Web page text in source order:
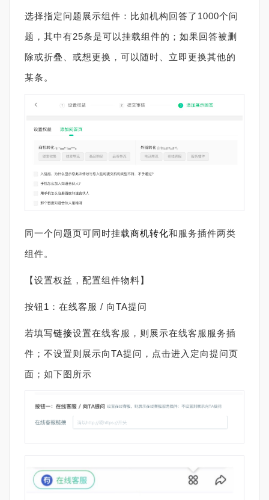
选择指定问题展示组件：比如机构回答了1000个问
题，其中有25条是可以挂载组件的；如果回答被删
除或折叠、或想更换，可以随时、立即更换其他的
某条。
同一个问题页可同时挂载商机转化和服务插件两类
组件。
【设置权益，配置组件物料】
按钮1：在线客服 / 向TA提问
若填写链接设置在线客服，则展示在线客服服务插
件；不设置则展示向TA提问，点击进入定向提问页
面；如下图所示